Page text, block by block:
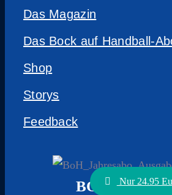
Das Magazin
Das Bock auf Handball-
Shop
Storys
Feedback
Nur 24.95
BOCK AUF